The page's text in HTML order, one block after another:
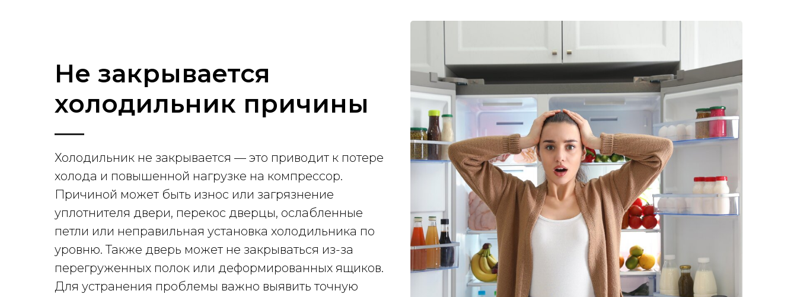
Не закрывается
холодильник причины
Холодильник не закрывается — это приводит к потере
холода и повышенной нагрузке на компрессор.
Причиной может быть износ или загрязнение
уплотнителя двери, перекос дверцы, ослабленные
петли или неправильная установка холодильника по
уровню. Также дверь может не закрываться из-за
перегруженных полок или деформированных ящиков.
Для устранения проблемы важно выявить точную